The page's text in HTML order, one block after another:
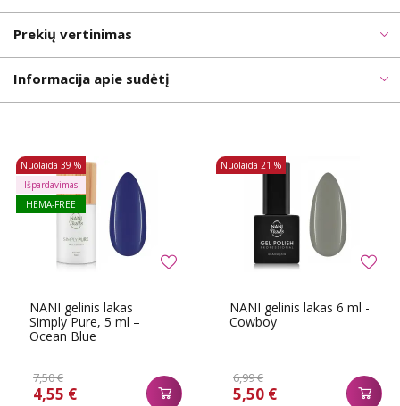
Prekių vertinimas
Informacija apie sudėtį
NANI gelinis lakas
Simply Pure, 5 ml –
Ocean Blue
7,50 €
4,55 €
Nuolaida 39 %
Išpardavimas
HEMA-FREE
NANI gelinis lakas 6 ml -
Cowboy
6,99 €
5,50 €
Nuolaida 21 %